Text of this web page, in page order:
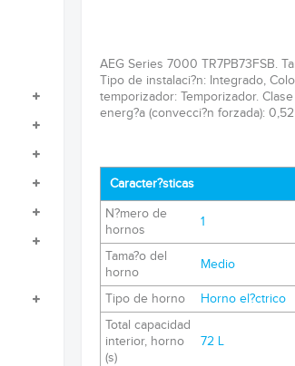
AEG Series 7000 TR7PB73FSB.
Tipo de instalaci?n: Integrado,
temporizador: Temporizador.
energ?a (convecci?n forzada):
Caracter?sticas
N?mero de
hornos
1
Tama?o del
horno
Medio
Tipo de horno
Horno el?ctrico
Total capacidad
interior, horno
(s)
72 L